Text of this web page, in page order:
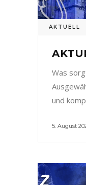
AKTUELL
Was
und
5. August